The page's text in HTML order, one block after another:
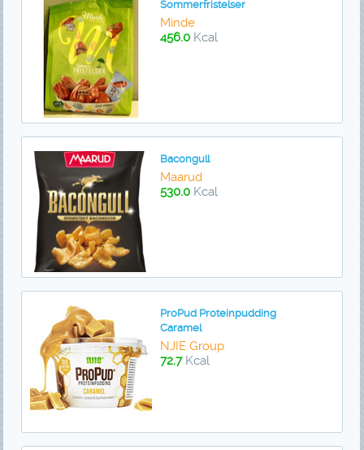
Sommerfristelser
Minde
456.0Kcal
Bacongull
Maarud
530.0Kcal
ProPud Proteinpudding
Caramel
NJIE Group
72.7Kcal